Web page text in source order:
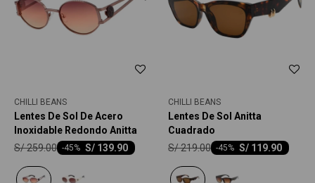
CHILLI BEANS
Lentes De Sol De Acero
Inoxidable Redondo Anitta
S/ 139.90
-45
S/259.00
CHILLI BEANS
Lentes De Sol Anitta
Cuadrado
S/ 119.90
-45
S/219.00